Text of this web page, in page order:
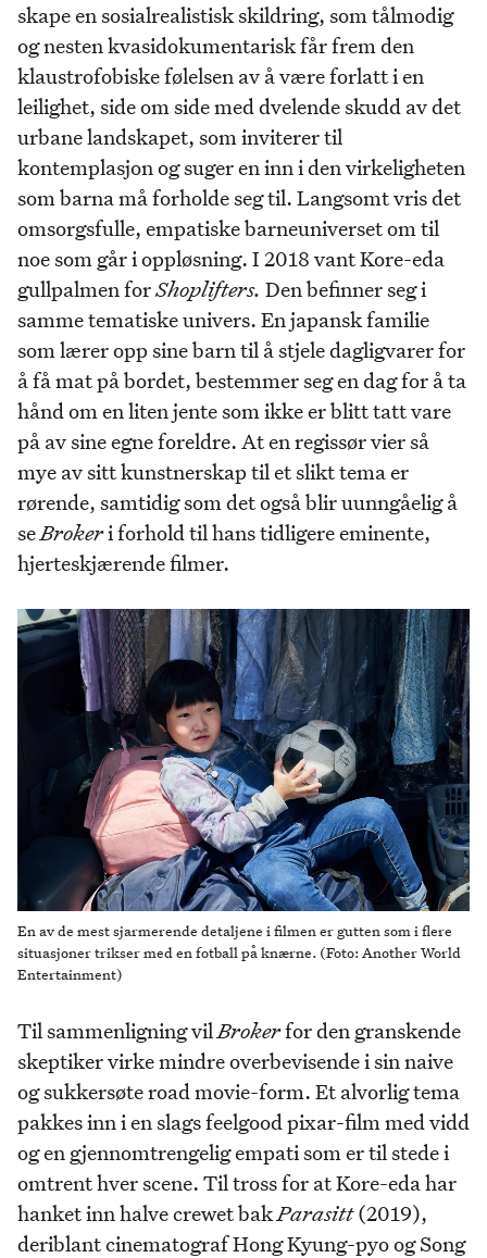
skape en sosialrealistisk skildring, som tålmodig
og nesten kvasidokumentarisk får frem den
klaustrofobiske følelsen av å være forlatt i en
leilighet, side om side med dvelende skudd av det
urbane landskapet, som inviterer til
kontemplasjon og suger en inn i den virkeligheten
som barna må forholde seg til. Langsomt vris det
omsorgsfulle, empatiske barneuniverset om til
noe som går i oppløsning. I 2018 vant Kore-eda
gullpalmen forShoplifters. Den befinner seg i
samme tematiske univers. En japansk familie
som lærer opp sine barn til å stjele dagligvarer for
å få mat på bordet, bestemmer seg en dag for å ta
hånd om en liten jente som ikke er blitt tatt vare
på av sine egne foreldre. At en regissør vier så
mye av sitt kunstnerskap til et slikt tema er
rørende, samtidig som det også blir uunngåelig å
seBrokeri forhold til hans tidligere eminente,
hjerteskjærende filmer.
En av de mest sjarmerende detaljene i filmen er gutten som i flere
situasjoner trikser med en fotball på knærne. (Foto: Another World
Entertainment)
Til sammenligning vil Brokerfor den granskende
skeptiker virke mindre overbevisende i sin naive
og sukkersøte road movie-form. Et alvorlig tema
pakkes inn i en slags feelgood pixar-film med vidd
og en gjennomtrengelig empati som er til stede i
omtrent hver scene. Til tross for at Kore-eda har
hanket inn halve crewet bakParasitt(2019),
deriblant cinematograf Hong Kyung-pyo og Song